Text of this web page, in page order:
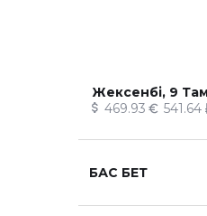
Жексенбі, 9
469.93 541.64
БАС БЕТ